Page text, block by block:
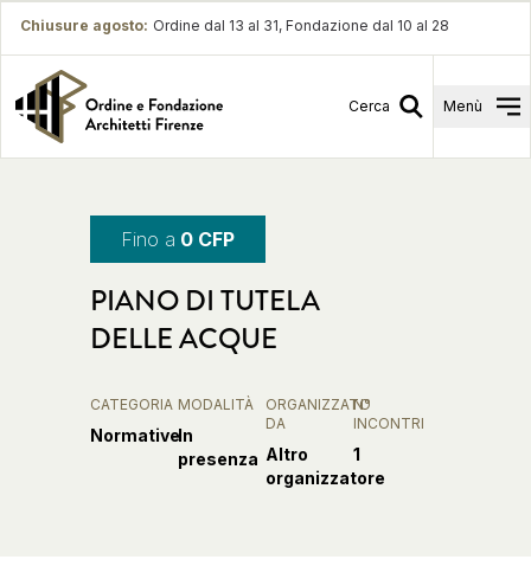
Chiusure agosto: Ordine dal 13 al 31, Fondazione dal 10 al 28
Cerca Menù
Fino a 0 CFP
PIANO DI TUTELA
DELLE ACQUE
CATEGORIA
Normative
MODALITÀ
In
presenza
ORGANIZZATO
DA
Altro
organizzatore
N°
INCONTRI
1